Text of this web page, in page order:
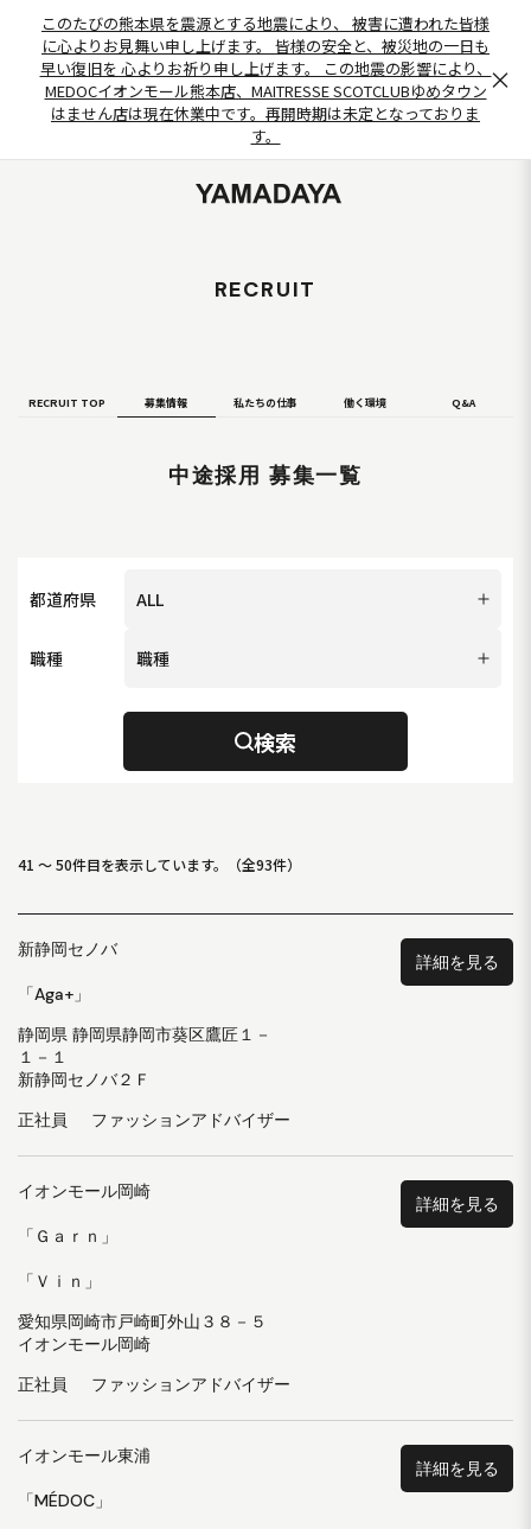
このたびの熊本県を震源とする地震により、 被害に遭われた皆様
に心よりお見舞い申し上げます。 皆様の安全と、被災地の一日も
早い復旧を 心よりお祈り申し上げます。 この地震の影響により、
MEDOCイオンモール熊本店、MAITRESSE SCOTCLUBゆめタウン
はません店は現在休業中です。再開時期は未定となっておりま
す。
×
RECRUIT
RECRUIT TOP 募集情報 私たちの仕事 働く環境 Q&A
中途採用 募集一覧
都道府県
職種
検索
41 ～50件目を表示しています。（全93件）
新静岡セノバ
「Aga+」
静岡県 静岡県静岡市葵区鷹匠１－
１－１
新静岡セノバ２Ｆ
正社員
ファッションアドバイザー
詳細を見る
イオンモール岡崎
「Ｇａｒｎ」
「Ｖｉｎ」
愛知県岡崎市戸崎町外山３８－５
イオンモール岡崎
正社員
ファッションアドバイザー
詳細を見る
イオンモール東浦
「MÉDOC」
詳細を見る